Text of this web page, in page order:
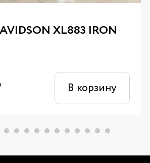
XL883 IRON
В корзину